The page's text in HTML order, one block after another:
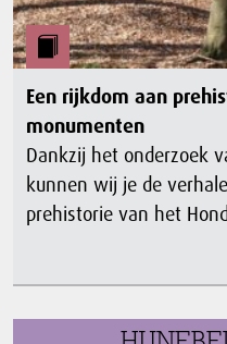
Een rijkdom aan
monumenten
Dankzij het onderzoek
kunnen wij je de
prehistorie van het